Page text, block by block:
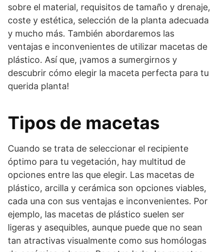
sobre el material, requisitos de tamaño y drenaje,
coste y estética, selección de la planta adecuada
y mucho más. También abordaremos las
ventajas e inconvenientes de utilizar macetas de
plástico. Así que, ¡vamos a sumergirnos y
descubrir cómo elegir la maceta perfecta para tu
querida planta!
Tipos de macetas
Cuando se trata de seleccionar el recipiente
óptimo para tu vegetación, hay multitud de
opciones entre las que elegir. Las macetas de
plástico, arcilla y cerámica son opciones viables,
cada una con sus ventajas e inconvenientes. Por
ejemplo, las macetas de plástico suelen ser
ligeras y asequibles, aunque puede que no sean
tan atractivas visualmente como sus homólogas